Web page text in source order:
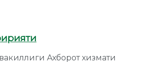
Ахборот хизмати